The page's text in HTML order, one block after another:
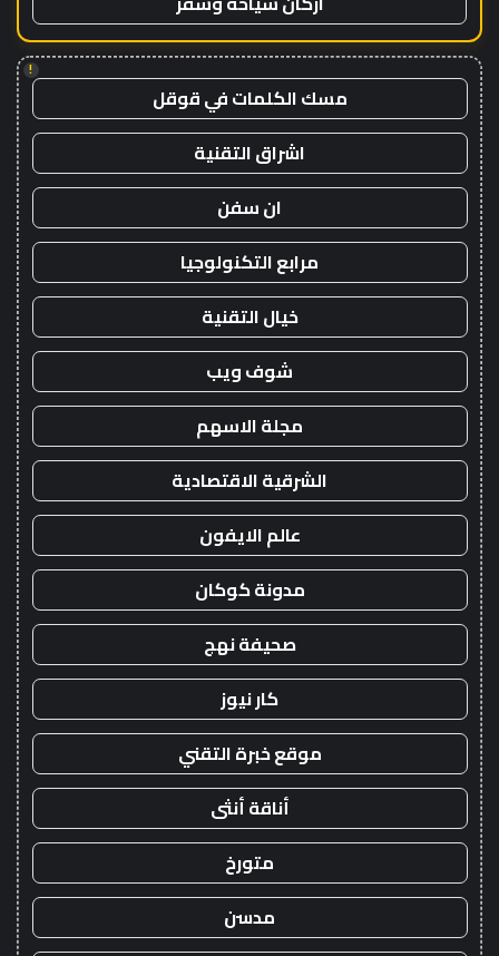
!
مسك الكلمات في قوقل
اشراق التقنية
ان سفن
مرابع التكنولوجيا
خيال التقنية
شوف ويب
مجلة الاسهم
الشرقية الاقتصادية
عالم الايفون
مدونة كوكان
صحيفة نهج
كار نيوز
موقع خبرة التقني
أناقة أنثى
متورخ
مدسن